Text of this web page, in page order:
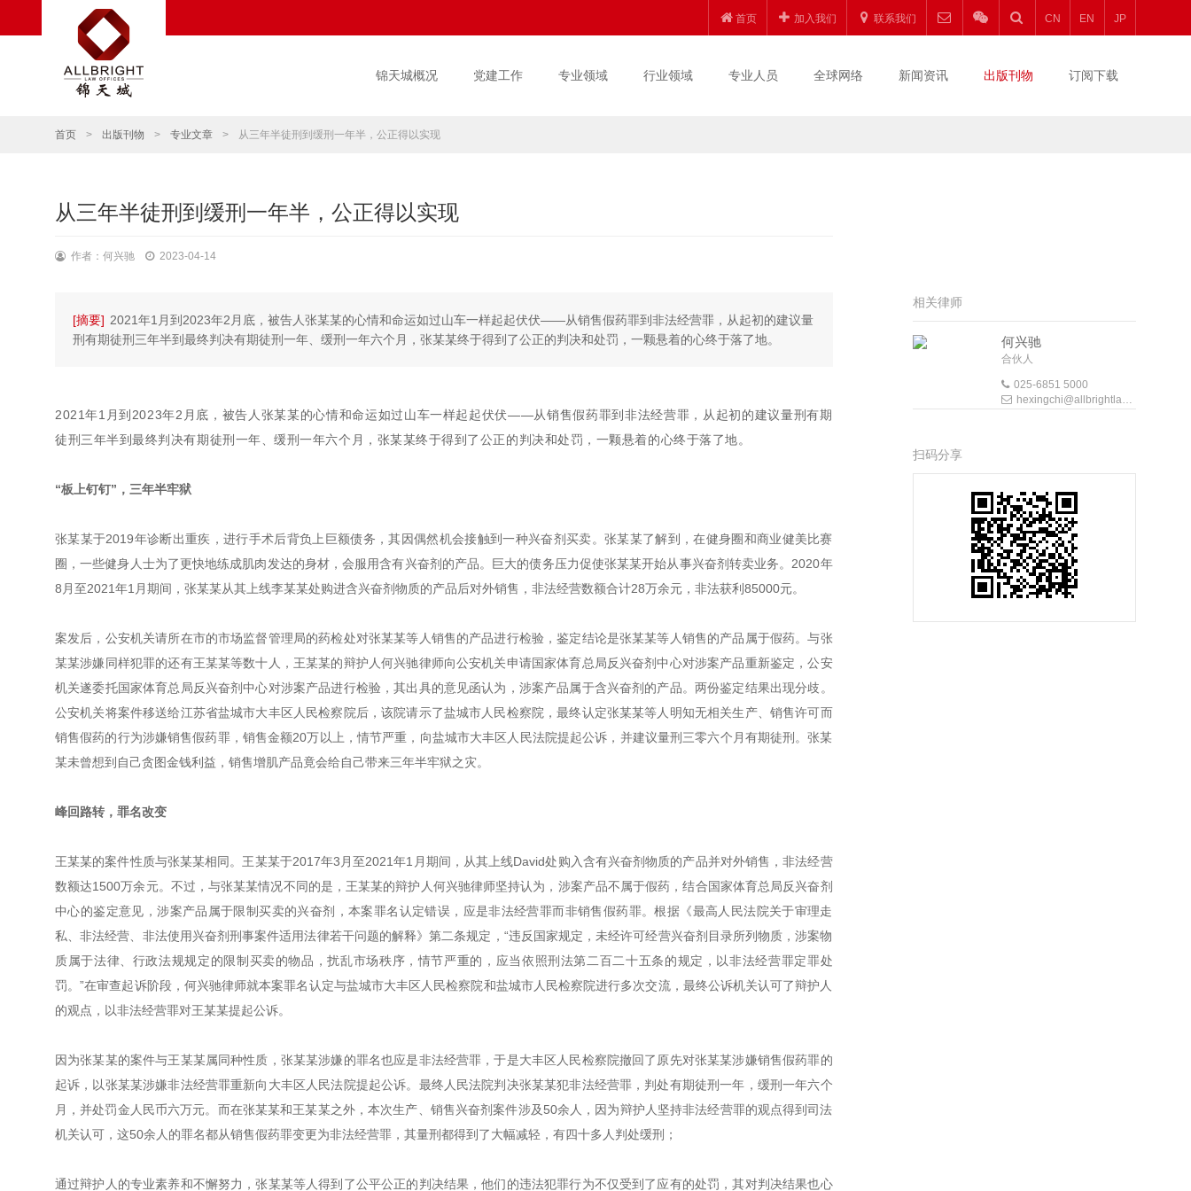
首页 加入我们 联系我们 CN EN JP
锦天城概况 党建工作 专业领域 行业领域 专业人员 全球网络 新闻资讯 出版刊物 订阅下载
首页 > 出版刊物 > 专业文章 > 从三年半徒刑到缓刑一年半，公正得以实现
从三年半徒刑到缓刑一年半，公正得以实现
作者：何兴驰 2023-04-14
[摘要] 2021年1月到2023年2月底，被告人张某某的心情和命运如过山车一样起起伏伏——从销售假药罪到非法经营罪，从起初的建议量
刑有期徒刑三年半到最终判决有期徒刑一年、缓刑一年六个月，张某某终于得到了公正的判决和处罚，一颗悬着的心终于落了地。
2021年1月到2023年2月底，被告人张某某的心情和命运如过山车一样起起伏伏——从销售假药罪到非法经营罪，从起初的建议量刑有期
徒刑三年半到最终判决有期徒刑一年、缓刑一年六个月，张某某终于得到了公正的判决和处罚，一颗悬着的心终于落了地。
“板上钉钉”，三年半牢狱
张某某于2019年诊断出重疾，进行手术后背负上巨额债务，其因偶然机会接触到一种兴奋剂买卖。张某某了解到，在健身圈和商业健美比赛
圈，一些健身人士为了更快地练成肌肉发达的身材，会服用含有兴奋剂的产品。巨大的债务压力促使张某某开始从事兴奋剂转卖业务。2020年
8月至2021年1月期间，张某某从其上线李某某处购进含兴奋剂物质的产品后对外销售，非法经营数额合计28万余元，非法获利85000元。
案发后，公安机关请所在市的市场监督管理局的药检处对张某某等人销售的产品进行检验，鉴定结论是张某某等人销售的产品属于假药。与张
某某涉嫌同样犯罪的还有王某某等数十人，王某某的辩护人何兴驰律师向公安机关申请国家体育总局反兴奋剂中心对涉案产品重新鉴定，公安
机关遂委托国家体育总局反兴奋剂中心对涉案产品进行检验，其出具的意见函认为，涉案产品属于含兴奋剂的产品。两份鉴定结果出现分歧。
公安机关将案件移送给江苏省盐城市大丰区人民检察院后，该院请示了盐城市人民检察院，最终认定张某某等人明知无相关生产、销售许可而
销售假药的行为涉嫌销售假药罪，销售金额20万以上，情节严重，向盐城市大丰区人民法院提起公诉，并建议量刑三零六个月有期徒刑。张某
某未曾想到自己贪图金钱利益，销售增肌产品竟会给自己带来三年半牢狱之灾。
峰回路转，罪名改变
王某某的案件性质与张某某相同。王某某于2017年3月至2021年1月期间，从其上线David处购入含有兴奋剂物质的产品并对外销售，非法经营
数额达1500万余元。不过，与张某某情况不同的是，王某某的辩护人何兴驰律师坚持认为，涉案产品不属于假药，结合国家体育总局反兴奋剂
中心的鉴定意见，涉案产品属于限制买卖的兴奋剂，本案罪名认定错误，应是非法经营罪而非销售假药罪。根据《最高人民法院关于审理走
私、非法经营、非法使用兴奋剂刑事案件适用法律若干问题的解释》第二条规定，“违反国家规定，未经许可经营兴奋剂目录所列物质，涉案物
质属于法律、行政法规规定的限制买卖的物品，扰乱市场秩序，情节严重的，应当依照刑法第二百二十五条的规定，以非法经营罪定罪处
罚。”在审查起诉阶段，何兴驰律师就本案罪名认定与盐城市大丰区人民检察院和盐城市人民检察院进行多次交流，最终公诉机关认可了辩护人
的观点，以非法经营罪对王某某提起公诉。
因为张某某的案件与王某某属同种性质，张某某涉嫌的罪名也应是非法经营罪，于是大丰区人民检察院撤回了原先对张某某涉嫌销售假药罪的
起诉，以张某某涉嫌非法经营罪重新向大丰区人民法院提起公诉。最终人民法院判决张某某犯非法经营罪，判处有期徒刑一年，缓刑一年六个
月，并处罚金人民币六万元。而在张某某和王某某之外，本次生产、销售兴奋剂案件涉及50余人，因为辩护人坚持非法经营罪的观点得到司法
机关认可，这50余人的罪名都从销售假药罪变更为非法经营罪，其量刑都得到了大幅减轻，有四十多人判处缓刑；
通过辩护人的专业素养和不懈努力，张某某等人得到了公平公正的判决结果，他们的违法犯罪行为不仅受到了应有的处罚，其对判决结果也心
相关律师
何兴驰
合伙人
025-6851 5000
hexingchi@allbrightlaw.com
扫码分享